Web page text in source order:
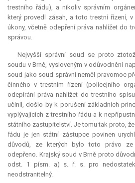
trestního řádu), a nikoliv správním
který provedl zásah, a toto trestní řízení,
úkony, včetně odepření práva nahlížet do
správou.
Nejvyšší správní soud se proto
soudu v Brně, vysloveným v odůvodnění
soud jako soud správní neměl pravomoc
činného v trestním řízení (policejního
odepírání práva nahlížet do trestního
učinil, došlo by k porušení základních
vyplývajících z trestního řádu a k
státního zastupitelství. Je tomu tak proto,
řádu je jen státní zástupce povinen
důvodů, ze kterých bylo toto právo ze
odepřeno. Krajský soud v Brně proto
odst. 1 písm. a) s. ř. s. pro
neodstranitelný.